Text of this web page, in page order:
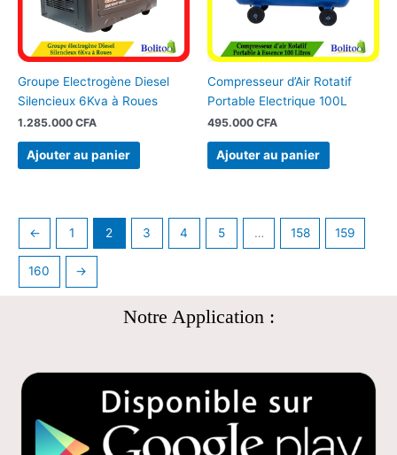
Groupe Electrogène Diesel
Silencieux 6Kva à Roues
1.285.000 CFA
Ajouter au panier
Compresseur d’Air Rotatif
Portable Electrique 100L
495.000 CFA
Ajouter au panier
← 1 2 3 4 5 … 158 159
160 →
Notre Application :